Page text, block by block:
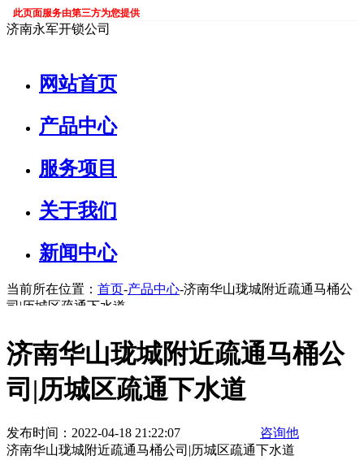
此页面服务由第三方为您提供
济南永军开锁公司
网站首页
产品中心
服务项目
关于我们
新闻中心
当前所在位置： 首页-产品中心-济南华山珑城附近疏通马桶公
司|历城区疏通下水道
济南华山珑城附近疏通马桶公
司|历城区疏通下水道
发布时间：2022-04-18 21:22:07
咨询他
济南华山珑城附近疏通马桶公司|历城区疏通下水道